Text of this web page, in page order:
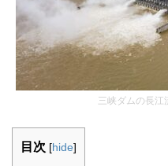
三峡ダムの長江
目次 [hide]